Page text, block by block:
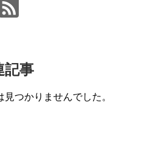
記事
見つかりませんでした。